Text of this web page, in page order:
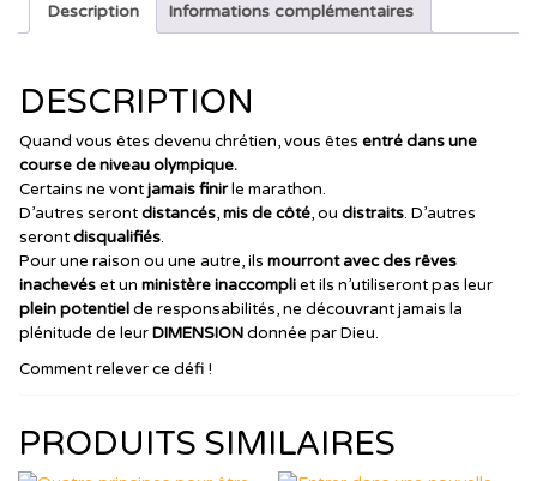
demandé
?
Description Informations complémentaires
DESCRIPTION
Quand vous êtes devenu chrétien, vous êtes entré dans une
course de niveau olympique.
Certains ne vontjamais finirle marathon.
D’autres serontdistancés,mis de côté, ou distraits. D’autres
serontdisqualifiés.
Pour une raison ou une autre, ils mourront avec des rêves
inachevéset un ministère inaccompliet ils n’utiliseront pas leur
plein potentielde responsabilités, ne découvrant jamais la
plénitude de leurDIMENSIONdonnée par Dieu.
Comment relever ce défi !
PRODUITS SIMILAIRES